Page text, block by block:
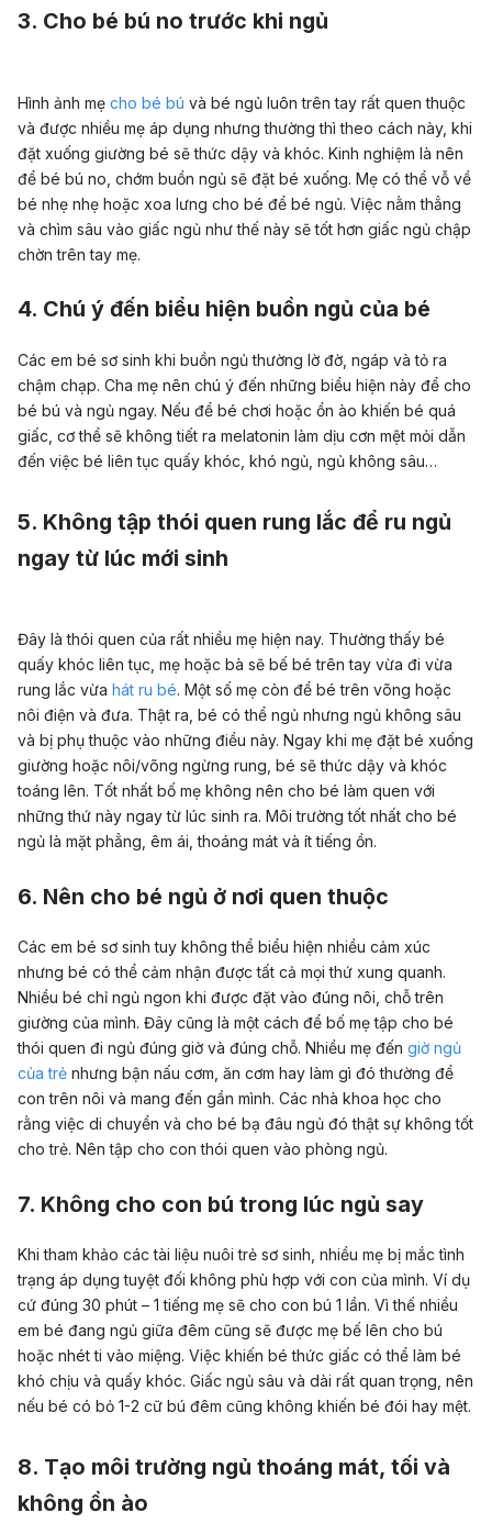
3. Cho bé bú no trước khi ngủ
Hình ảnh mẹ cho bé bú và bé ngủ luôn trên tay rất quen thuộc
và được nhiều mẹ áp dụng nhưng thường thì theo cách này, khi
đặt xuống giường bé sẽ thức dậy và khóc. Kinh nghiệm là nên
để bé bú no, chớm buồn ngủ sẽ đặt bé xuống. Mẹ có thể vỗ về
bé nhẹ nhẹ hoặc xoa lưng cho bé để bé ngủ. Việc nằm thẳng
và chìm sâu vào giấc ngủ như thế này sẽ tốt hơn giấc ngủ chập
chờn trên tay mẹ.
4. Chú ý đến biểu hiện buồn ngủ của bé
Các em bé sơ sinh khi buồn ngủ thường lờ đờ, ngáp và tỏ ra
chậm chạp. Cha mẹ nên chú ý đến những biểu hiện này để cho
bé bú và ngủ ngay. Nếu để bé chơi hoặc ồn ào khiến bé quá
giấc, cơ thể sẽ không tiết ra melatonin làm dịu cơn mệt mỏi dẫn
đến việc bé liên tục quấy khóc, khó ngủ, ngủ không sâu…
5. Không tập thói quen rung lắc để ru ngủ
ngay từ lúc mới sinh
Đây là thói quen của rất nhiều mẹ hiện nay. Thường thấy bé
quấy khóc liên tục, mẹ hoặc bà sẽ bế bé trên tay vừa đi vừa
rung lắc vừa hát ru bé. Một số mẹ còn để bé trên võng hoặc
nôi điện và đưa. Thật ra, bé có thể ngủ nhưng ngủ không sâu
và bị phụ thuộc vào những điều này. Ngay khi mẹ đặt bé xuống
giường hoặc nôi/võng ngừng rung, bé sẽ thức dậy và khóc
toáng lên. Tốt nhất bố mẹ không nên cho bé làm quen với
những thứ này ngay từ lúc sinh ra. Môi trường tốt nhất cho bé
ngủ là mặt phẳng, êm ái, thoáng mát và ít tiếng ồn.
6. Nên cho bé ngủ ở nơi quen thuộc
Các em bé sơ sinh tuy không thể biểu hiện nhiều cảm xúc
nhưng bé có thể cảm nhận được tất cả mọi thứ xung quanh.
Nhiều bé chỉ ngủ ngon khi được đặt vào đúng nôi, chỗ trên
giường của mình. Đây cũng là một cách để bố mẹ tập cho bé
thói quen đi ngủ đúng giờ và đúng chỗ. Nhiều mẹ đến giờ ngủ
của trẻ nhưng bận nấu cơm, ăn cơm hay làm gì đó thường để
con trên nôi và mang đến gần mình. Các nhà khoa học cho
rằng việc di chuyển và cho bé bạ đâu ngủ đó thật sự không tốt
cho trẻ. Nên tập cho con thói quen vào phòng ngủ.
7. Không cho con bú trong lúc ngủ say
Khi tham khảo các tài liệu nuôi trẻ sơ sinh, nhiều mẹ bị mắc tình
trạng áp dụng tuyệt đối không phù hợp với con của mình. Ví dụ
cứ đúng 30 phút – 1 tiếng mẹ sẽ cho con bú 1 lần. Vì thế nhiều
em bé đang ngủ giữa đêm cũng sẽ được mẹ bế lên cho bú
hoặc nhét ti vào miệng. Việc khiến bé thức giấc có thể làm bé
khó chịu và quấy khóc. Giấc ngủ sâu và dài rất quan trọng, nên
nếu bé có bỏ 1-2 cữ bú đêm cũng không khiến bé đói hay mệt.
8. Tạo môi trường ngủ thoáng mát, tối và
không ồn ào